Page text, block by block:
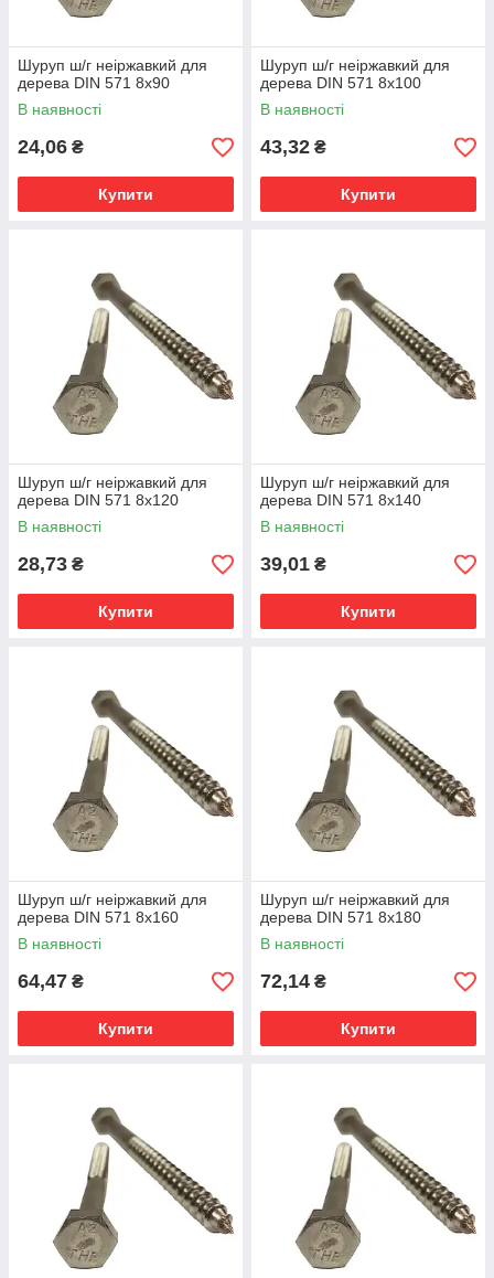
Шуруп ш/г неіржавкий для
дерева DIN 571 8х90
В наявності
24,06 ₴
Купити
Шуруп ш/г неіржавкий для
дерева DIN 571 8х100
В наявності
43,32 ₴
Купити
Шуруп ш/г неіржавкий для
дерева DIN 571 8х120
В наявності
28,73 ₴
Купити
Шуруп ш/г неіржавкий для
дерева DIN 571 8х140
В наявності
39,01 ₴
Купити
Шуруп ш/г неіржавкий для
дерева DIN 571 8х160
В наявності
64,47 ₴
Купити
Шуруп ш/г неіржавкий для
дерева DIN 571 8х180
В наявності
72,14 ₴
Купити